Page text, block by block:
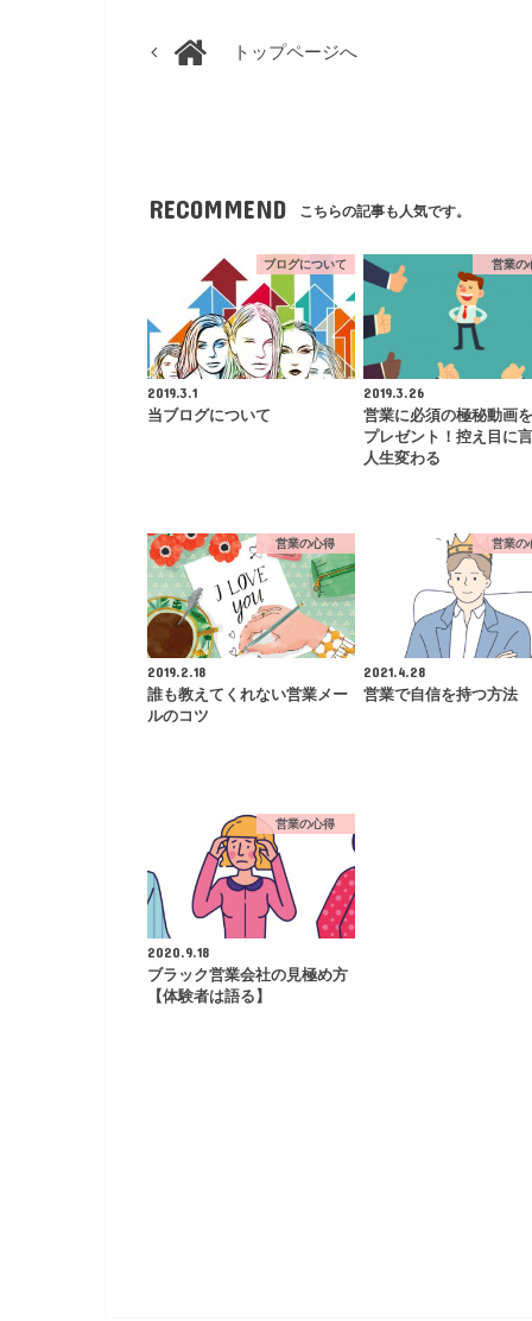
トップページへ
RECOMMEND こちらの記事も人気です。
ブログについて
2019.3.1
当ブログについて
営業の
2019.3.26
営業に必須の極秘動画
プレゼント！控え目に
人生変わる
営業の心得
2019.2.18
誰も教えてくれない営業メー
ルのコツ
営業の
2021.4.28
営業で自信を持つ方法
営業の心得
2020.9.18
ブラック営業会社の見極め方
【体験者は語る】